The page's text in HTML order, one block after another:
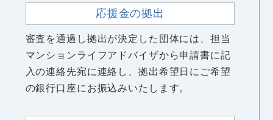
応援金の拠出
審査を通過し拠出が決定した団体には、担当
マンションライフアドバイザから申請書に記
入の連絡先宛に連絡し、拠出希望日にご希望
の銀行口座にお振込みいたします。